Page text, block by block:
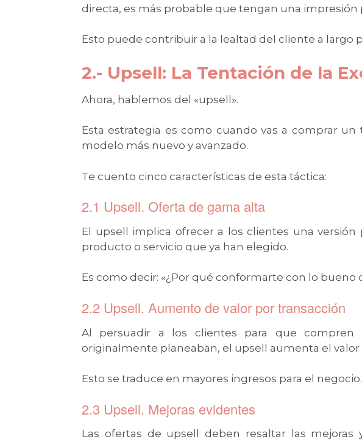
directa, es más probable que tengan una impresión
Esto puede contribuir a la lealtad del cliente a largo
2.- Upsell: La Tentación de la
Ahora, hablemos del «upsell».
Esta estrategia es como cuando vas a comprar
modelo más nuevo y avanzado.
Te cuento cinco características de esta táctica:
2.1 Upsell. Oferta de gama alta
El upsell implica ofrecer a los clientes una
producto o servicio que ya han elegido.
Es como decir: «¿Por qué conformarte con lo
2.2 Upsell. Aumento de valor por transacción
Al persuadir a los clientes para que
originalmente planeaban, el upsell aumenta el valor
Esto se traduce en mayores ingresos para el negocio.
2.3 Upsell. Mejoras evidentes
Las ofertas de upsell deben resaltar las mejoras